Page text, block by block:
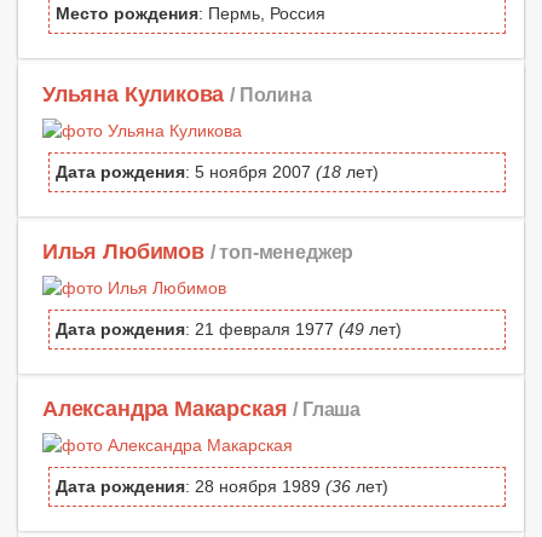
Место рождения: Пермь, Россия
Ульяна Куликова / Полина
Дата рождения: 5 ноября 2007 (18 лет)
Илья Любимов / топ-менеджер
Дата рождения: 21 февраля 1977 (49 лет)
Александра Макарская / Глаша
Дата рождения: 28 ноября 1989 (36 лет)